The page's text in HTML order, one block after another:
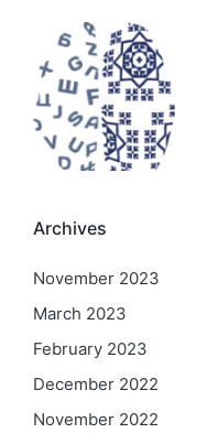
Archives
November 2023
March 2023
February 2023
December 2022
November 2022